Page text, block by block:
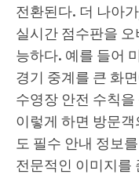
전환된다. 더 나아
실시간 점수판을
능하다. 예를 들어
경기 중계를 큰 화
수영장 안전 수칙
이렇게 하면 방문
도 필수 안내 정보
전문적인 이미지를